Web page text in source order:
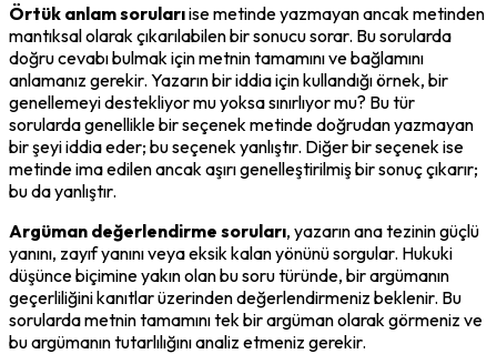
Örtük anlam soruları ise metinde yazmayan ancak metinden
mantıksal olarak çıkarılabilen bir sonucu sorar. Bu sorularda
doğru cevabı bulmak için metnin tamamını ve bağlamını
anlamanız gerekir. Yazarın bir iddia için kullandığı örnek, bir
genellemeyi destekliyor mu yoksa sınırlıyor mu? Bu tür
sorularda genellikle bir seçenek metinde doğrudan yazmayan
bir şeyi iddia eder; bu seçenek yanlıştır. Diğer bir seçenek ise
metinde ima edilen ancak aşırı genelleştirilmiş bir sonuç çıkarır;
bu da yanlıştır.
Argüman değerlendirme soruları, yazarın ana tezinin güçlü
yanını, zayıf yanını veya eksik kalan yönünü sorgular. Hukuki
düşünce biçimine yakın olan bu soru türünde, bir argümanın
geçerliliğini kanıtlar üzerinden değerlendirmeniz beklenir. Bu
sorularda metnin tamamını tek bir argüman olarak görmeniz ve
bu argümanın tutarlılığını analiz etmeniz gerekir.